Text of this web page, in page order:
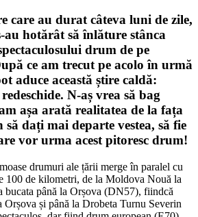
care au durat câteva luni de zile,
au hotărât să înlăture stânca
drum de pe
ce am trecut pe acolo în urmă
aduce această știre caldă:
. N-aș vrea să bag
așa arată realitatea de la fața
dați mai departe vestea, să fie
vor urma acest pitoresc drum!
drumuri ale țării merge în paralel cu
100 de kilometri, de la Moldova Nouă la
bucata până la Orșova (DN57), fiindcă
Orșova și până la Drobeta Turnu Severin